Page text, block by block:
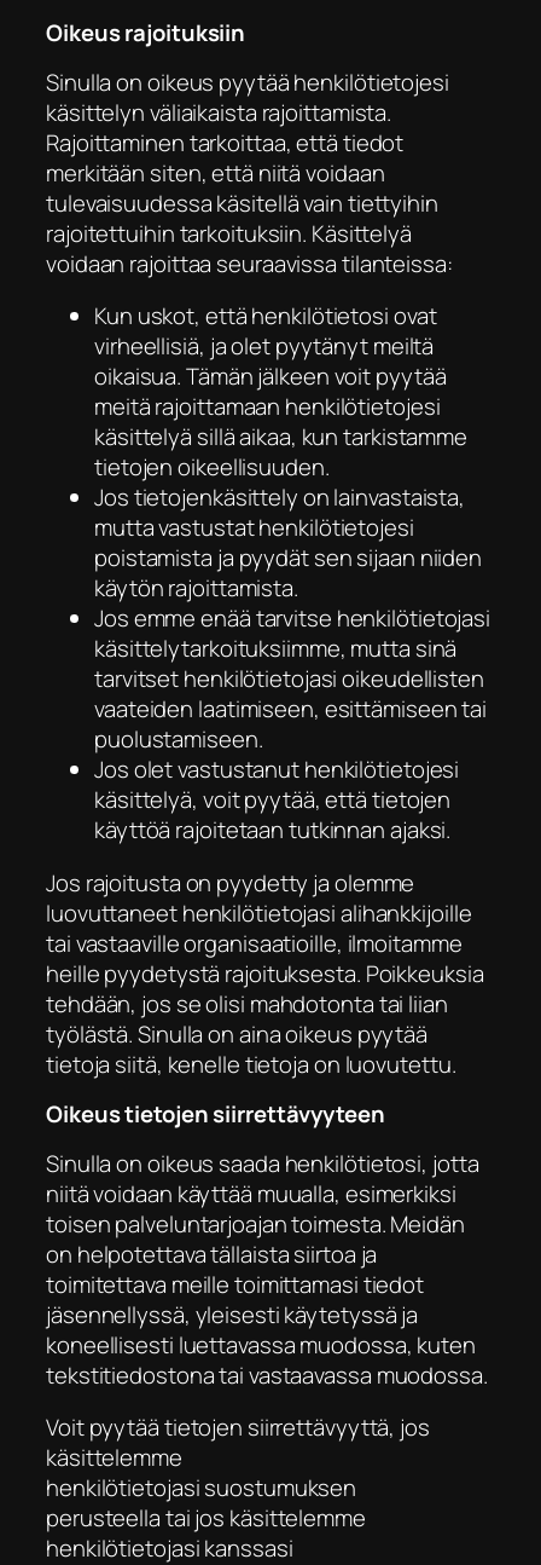
Oikeus rajoituksiin
Sinulla on oikeus pyytää henkilötietojesi
käsittelyn väliaikaista rajoittamista.
Rajoittaminen tarkoittaa, että tiedot
merkitään siten, että niitä voidaan
tulevaisuudessa käsitellä vain tiettyihin
rajoitettuihin tarkoituksiin. Käsittelyä
voidaan rajoittaa seuraavissa tilanteissa:
Kun uskot, että henkilötietosi ovat
virheellisiä, ja olet pyytänyt meiltä
oikaisua. Tämän jälkeen voit pyytää
meitä rajoittamaan henkilötietojesi
käsittelyä sillä aikaa, kun tarkistamme
tietojen oikeellisuuden.
Jos tietojenkäsittely on lainvastaista,
mutta vastustat henkilötietojesi
poistamista ja pyydät sen sijaan niiden
käytön rajoittamista.
Jos emme enää tarvitse henkilötietojasi
käsittelytarkoituksiimme, mutta sinä
tarvitset henkilötietojasi oikeudellisten
vaateiden laatimiseen, esittämiseen tai
puolustamiseen.
Jos olet vastustanut henkilötietojesi
käsittelyä, voit pyytää, että tietojen
käyttöä rajoitetaan tutkinnan ajaksi.
Jos rajoitusta on pyydetty ja olemme
luovuttaneet henkilötietojasi alihankkijoille
tai vastaaville organisaatioille, ilmoitamme
heille pyydetystä rajoituksesta. Poikkeuksia
tehdään, jos se olisi mahdotonta tai liian
työlästä. Sinulla on aina oikeus pyytää
tietoja siitä, kenelle tietoja on luovutettu.
Oikeus tietojen siirrettävyyteen
Sinulla on oikeus saada henkilötietosi, jotta
niitä voidaan käyttää muualla, esimerkiksi
toisen palveluntarjoajan toimesta. Meidän
on helpotettava tällaista siirtoa ja
toimitettava meille toimittamasi tiedot
jäsennellyssä, yleisesti käytetyssä ja
koneellisesti luettavassa muodossa, kuten
tekstitiedostona tai vastaavassa muodossa.
Voit pyytää tietojen siirrettävyyttä, jos
käsittelemme
henkilötietojasisuostumuksen
perusteellatai jos käsittelemme
henkilötietojasi kanssasi